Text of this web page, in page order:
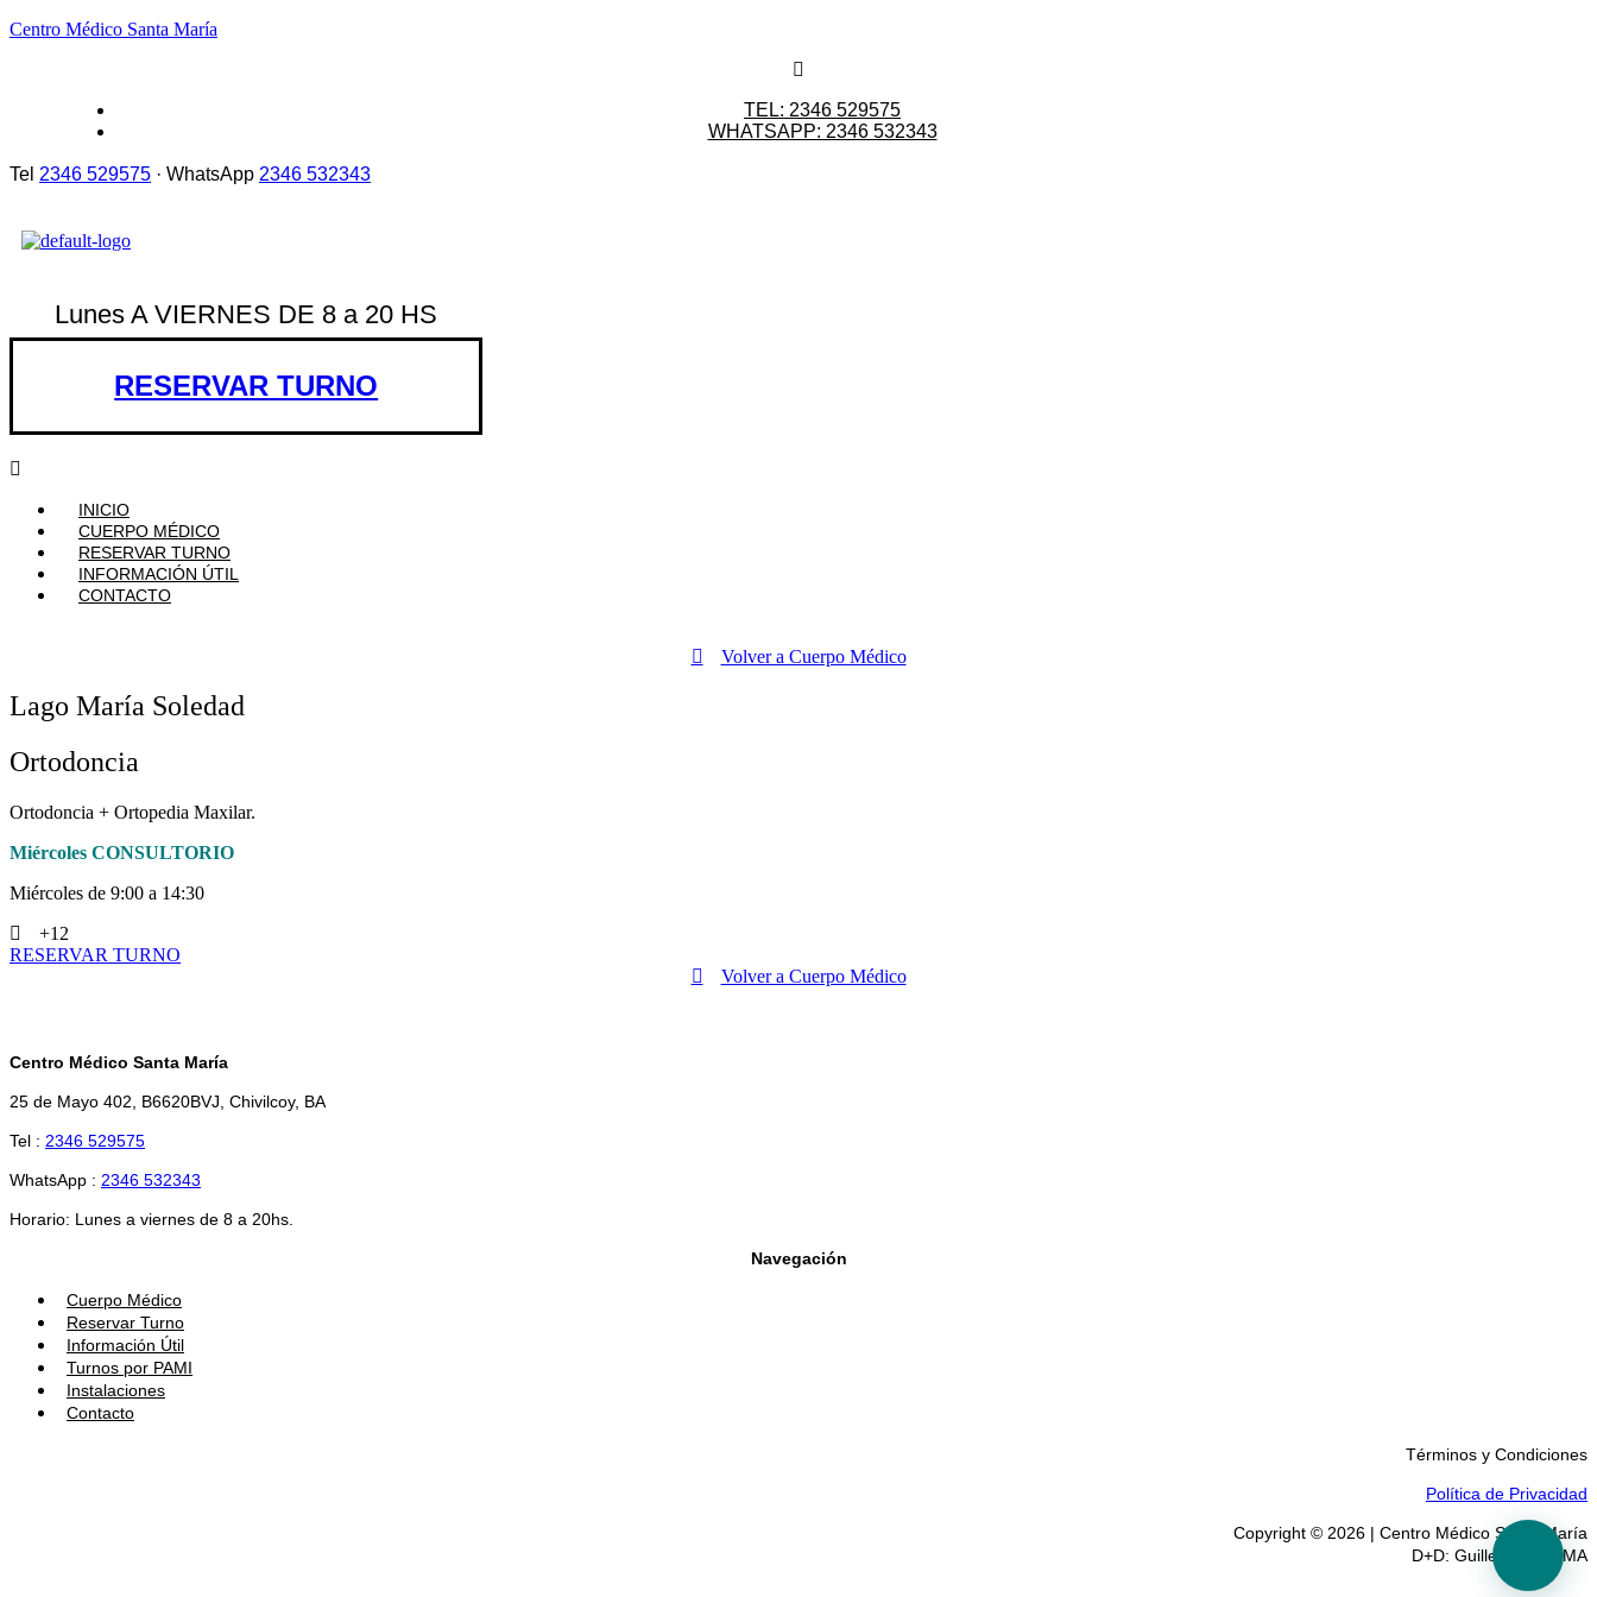
Centro Médico Santa María
TEL: 2346 529575
WHATSAPP: 2346 532343
Tel 2346 529575 · WhatsApp 2346 532343
Lunes A VIERNES DE 8 a 20 HS
RESERVAR TURNO
INICIO
CUERPO MÉDICO
RESERVAR TURNO
INFORMACIÓN ÚTIL
CONTACTO
Volver a Cuerpo Médico
Lago María Soledad
Ortodoncia
Ortodoncia + Ortopedia Maxilar.
Miércoles CONSULTORIO
Miércoles de 9:00 a 14:30
+12
RESERVAR TURNO
Volver a Cuerpo Médico
Centro Médico Santa María
25 de Mayo 402, B6620BVJ, Chivilcoy, BA
Tel : 2346 529575
WhatsApp : 2346 532343
Horario: Lunes a viernes de 8 a 20hs.
Navegación
Cuerpo Médico
Reservar Turno
Información Útil
Turnos por PAMI
Instalaciones
Contacto
Términos y Condiciones
Política de Privacidad
Copyright © 2026 | Centro Médico Santa María
D+D: Guille Brignoli MA